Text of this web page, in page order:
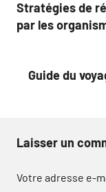
de
Stratégies de
par les
Guide du
Laisser un
Votre adresse e-